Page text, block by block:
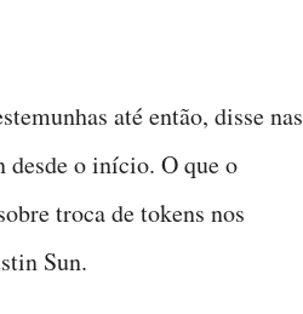
até então, disse nas
desde o início. O que o
troca de tokens nos
Sun.